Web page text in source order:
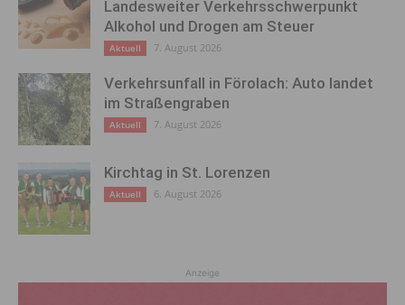
Landesweiter Verkehrsschwerpunkt
Alkohol und Drogen am Steuer
Aktuell 7. August 2026
Verkehrsunfall in Förolach: Auto landet
im Straßengraben
Aktuell 7. August 2026
Kirchtag in St. Lorenzen
Aktuell 6. August 2026
Anzeige